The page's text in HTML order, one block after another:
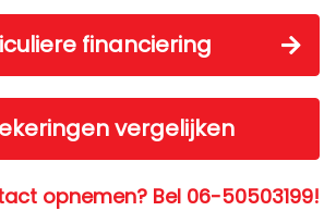
financiering
vergelijken
opnemen? Bel 06-50503199!